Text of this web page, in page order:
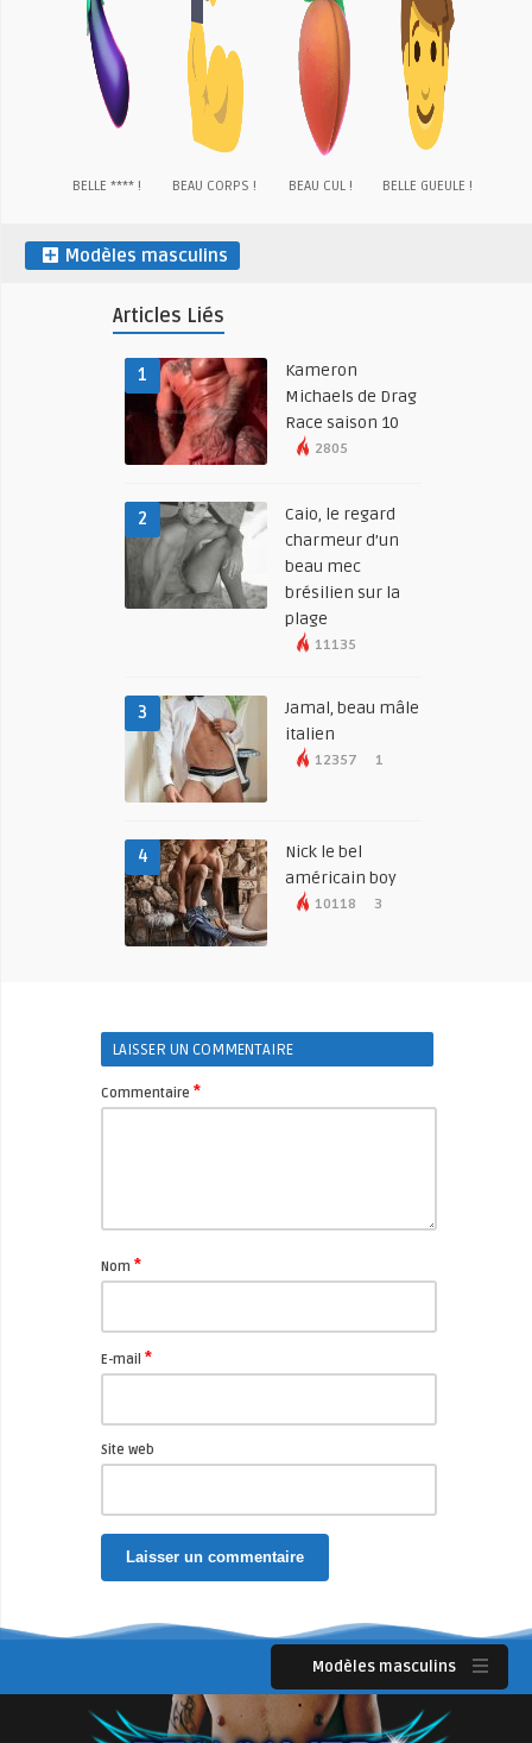
BELLE **** ! BEAU CORPS ! BEAU CUL ! BELLE GUEULE !
Modèles masculins
Articles Liés
1
Kameron
Michaels de Drag
Race saison 10
2805
2
Caio, le regard
charmeur d’un
beau mec
brésilien sur la
plage
11135
3
Jamal, beau mâle
italien
12357 1
4
Nick le bel
américain boy
10118 3
LAISSER UN COMMENTAIRE
Commentaire *
Nom *
E-mail *
Site web
Modèles masculins